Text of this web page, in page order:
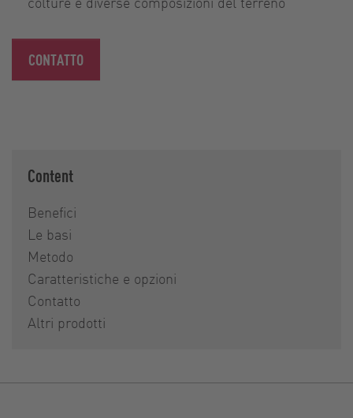
CONTATTO
Content
Benefici
Le basi
Metodo
Caratteristiche e opzioni
Contatto
Altri prodotti